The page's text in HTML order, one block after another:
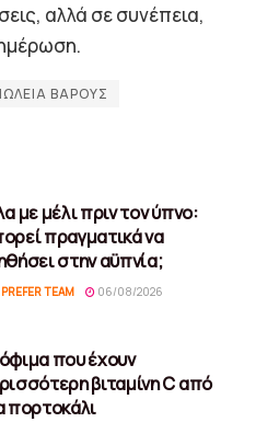
αλλά σε συνέπεια,
ΒΑΡΟΥΣ
με μέλι πριν τον ύπνο:
πραγματικά να
στην αϋπνία;
PREFER TEAM 06/08/2026
που έχουν
βιταμίνη C από
πορτοκάλι